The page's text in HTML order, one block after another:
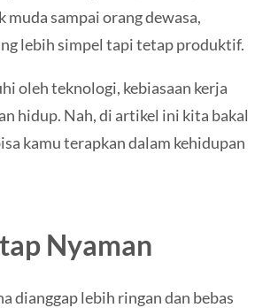
sampai orang dewasa,
lebih simpel tapi tetap produktif.
oleh teknologi, kebiasaan kerja
hidup. Nah, di artikel ini kita bakal
kamu terapkan dalam kehidupan
Nyaman
dianggap lebih ringan dan bebas